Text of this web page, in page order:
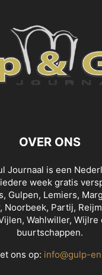
OVER ONS
Journaal is een
week gratis
Gulpen, Lemiers,
Noorbeek, Partij,
Wahlwiller,
buurtschappen.
ons op: info@gulp-